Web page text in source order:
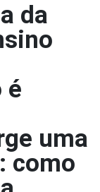
da
é
uma
como